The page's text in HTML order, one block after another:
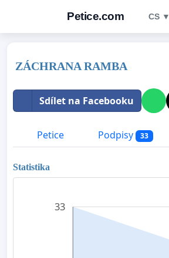
Petice.com CS ▼
ZÁCHRANA RAMBA
Sdílet na Facebooku
Petice Podpisy 33
Statistika
33